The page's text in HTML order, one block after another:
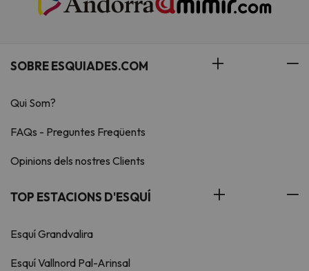
SOBRE ESQUIADES.COM
Qui Som?
FAQs - Preguntes Freqüents
Opinions dels nostres Clients
TOP ESTACIONS D'ESQUÍ
Esquí Grandvalira
Esquí Vallnord Pal-Arinsal